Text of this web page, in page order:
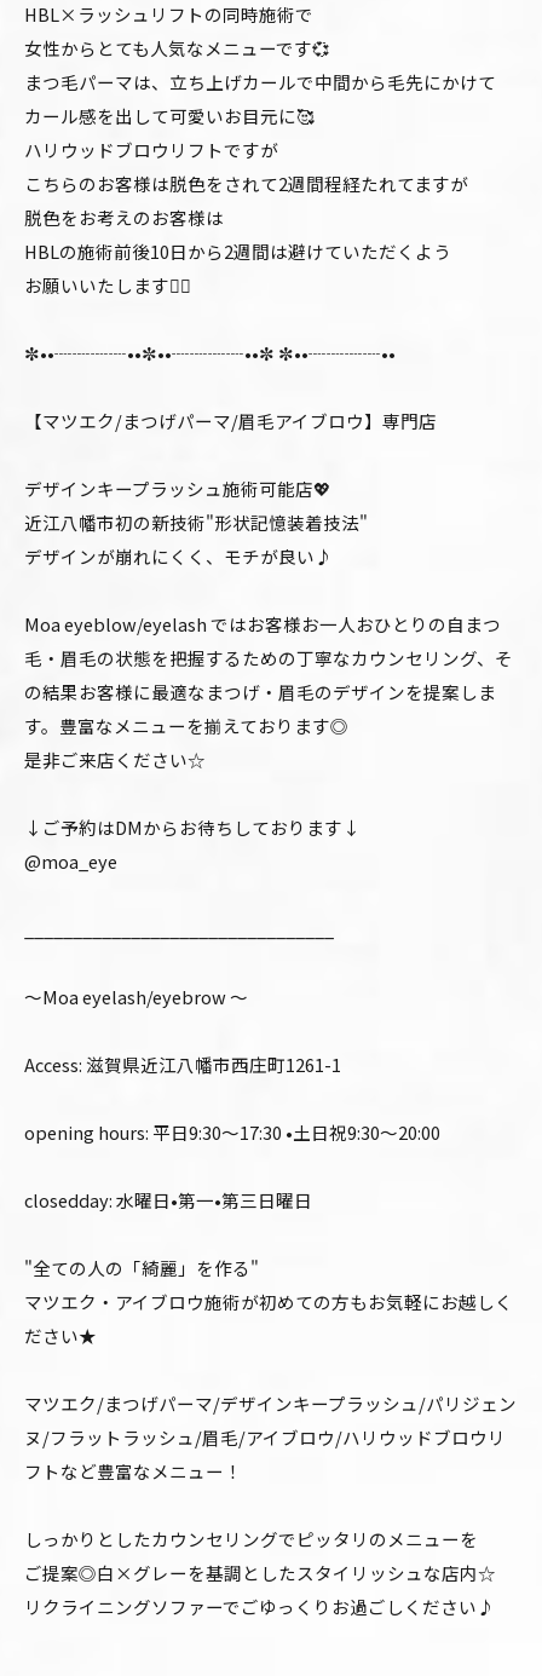
HBL×ラッシュリフトの同時施術で
女性からとても人気なメニューです💞
まつ毛パーマは、立ち上げカールで中間から毛先にかけて
カール感を出して可愛いお目元に🥰
ハリウッドブロウリフトですが
こちらのお客様は脱色をされて2週間程経たれてますが
脱色をお考えのお客様は
HBLの施術前後10日から2週間は避けていただくよう
お願いいたします🙇‍♂️
✼••┈┈┈┈••✼••┈┈┈┈••✼ ✼••┈┈┈┈••
【マツエク/まつげパーマ/眉毛アイブロウ】専門店
デザインキープラッシュ施術可能店💖
近江八幡市初の新技術"形状記憶装着技法"
デザインが崩れにくく、モチが良い♪
Moa eyeblow/eyelash ではお客様お一人おひとりの自まつ
毛・眉毛の状態を把握するための丁寧なカウンセリング、そ
の結果お客様に最適なまつげ・眉毛のデザインを提案しま
す。豊富なメニューを揃えております◎
是非ご来店ください☆
↓ご予約はDMからお待ちしております↓
@moa_eye
〜Moa eyelash/eyebrow 〜
Access: 滋賀県近江八幡市西庄町1261-1
opening hours: 平日9:30〜17:30 •土日祝9:30〜20:00
closedday: 水曜日•第一•第三日曜日
"全ての人の「綺麗」を作る"
マツエク・アイブロウ施術が初めての方もお気軽にお越しく
ださい★
マツエク/まつげパーマ/デザインキープラッシュ/パリジェン
ヌ/フラットラッシュ/眉毛/アイブロウ/ハリウッドブロウリ
フトなど豊富なメニュー！
しっかりとしたカウンセリングでピッタリのメニューを
ご提案◎白×グレーを基調としたスタイリッシュな店内☆
リクライニングソファーでごゆっくりお過ごしください♪